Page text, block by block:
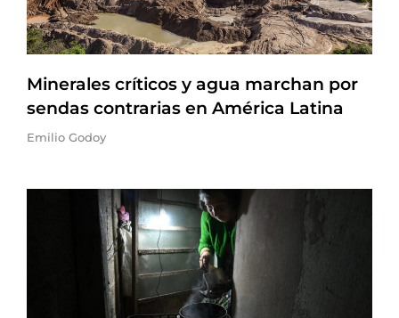
Minerales críticos y agua marchan por
sendas contrarias en América Latina
Emilio Godoy